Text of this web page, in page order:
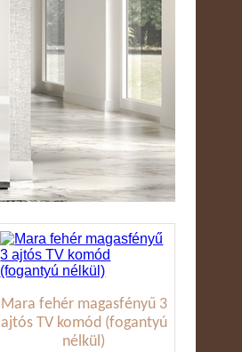
Mara fehér magasfényű 3
ajtós TV komód (fogantyú
nélkül)